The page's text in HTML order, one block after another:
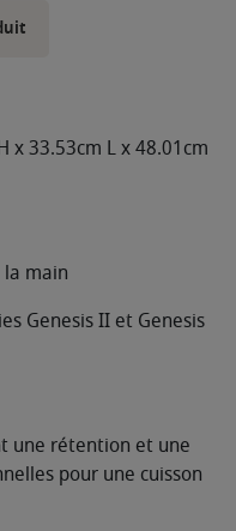
x 33.53cm L x 48.01cm
main
Genesis II et Genesis
une rétention et une
pour une cuisson